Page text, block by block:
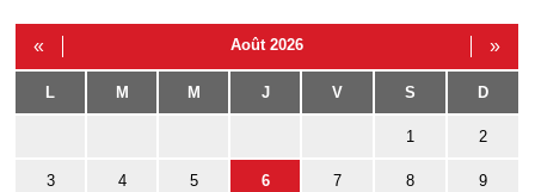
« Août 2026 »
L M M J V S D
1 2
3 4 5 6 7 8 9